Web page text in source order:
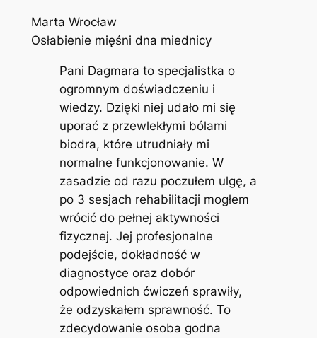
Marta Wrocław
Osłabienie mięśni dna miednicy
Pani Dagmara to specjalistka o
ogromnym doświadczeniu i
wiedzy. Dzięki niej udało mi się
uporać z przewlekłymi bólami
biodra, które utrudniały mi
normalne funkcjonowanie. W
zasadzie od razu poczułem ulgę, a
po 3 sesjach rehabilitacji mogłem
wrócić do pełnej aktywności
fizycznej. Jej profesjonalne
podejście, dokładność w
diagnostyce oraz dobór
odpowiednich ćwiczeń sprawiły,
że odzyskałem sprawność. To
zdecydowanie osoba godna